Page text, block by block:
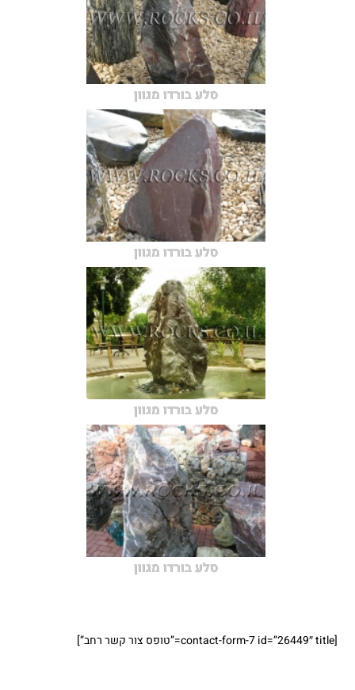
סלע בורדו מגוון
סלע בורדו מגוון
סלע בורדו מגוון
סלע בורדו מגוון
[contact-form-7 id=”26449″ title=”טופס צור קשר רחב”]